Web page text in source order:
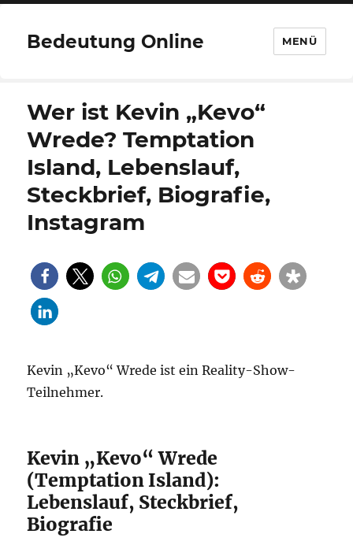
Bedeutung Online MENÜ
Wer ist Kevin „Kevo“
Wrede? Temptation
Island, Lebenslauf,
Steckbrief, Biografie,
Instagram
Kevin „Kevo“ Wrede ist ein Reality-Show-
Teilnehmer.
Kevin „Kevo“ Wrede
(Temptation Island):
Lebenslauf, Steckbrief,
Biografie